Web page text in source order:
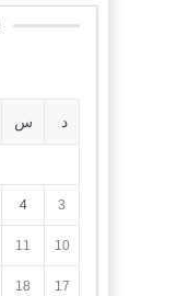
د س
3
4
10
11
17
18